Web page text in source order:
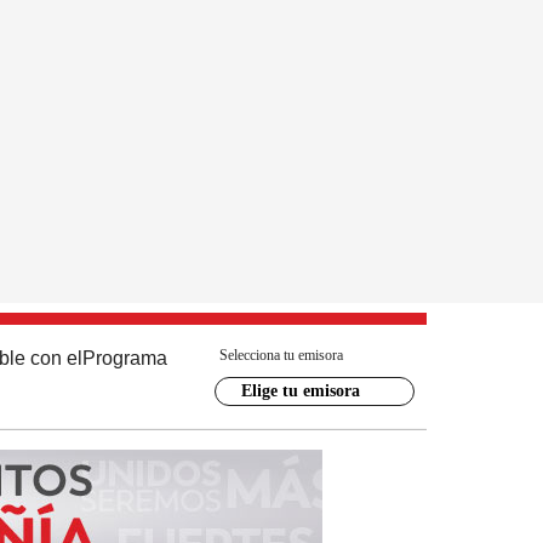
con el Programa Selecciona tu emisora
Elige tu emisora